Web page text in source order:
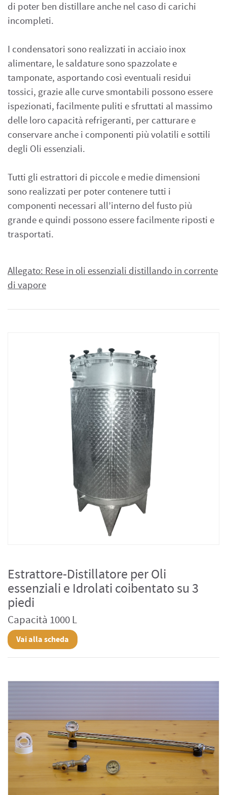
di poter ben distillare anche nel caso di carichi
incompleti.
I condensatori sono realizzati in acciaio inox
alimentare, le saldature sono spazzolate e
tamponate, asportando così eventuali residui
tossici, grazie alle curve smontabili possono essere
ispezionati, facilmente puliti e sfruttati al massimo
delle loro capacità refrigeranti, per catturare e
conservare anche i componenti più volatili e sottili
degli Oli essenziali.
Tutti gli estrattori di piccole e medie dimensioni
sono realizzati per poter contenere tutti i
componenti necessari all’interno del fusto più
grande e quindi possono essere facilmente riposti e
trasportati.
Allegato: Rese in oli essenziali distillando in corrente
di vapore
Estrattore-Distillatore per Oli
essenziali e Idrolati coibentato su 3
piedi
Capacità 1000 L
Vai alla scheda